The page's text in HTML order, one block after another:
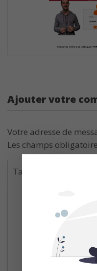
Ajouter votre
Votre adresse de
Les champs